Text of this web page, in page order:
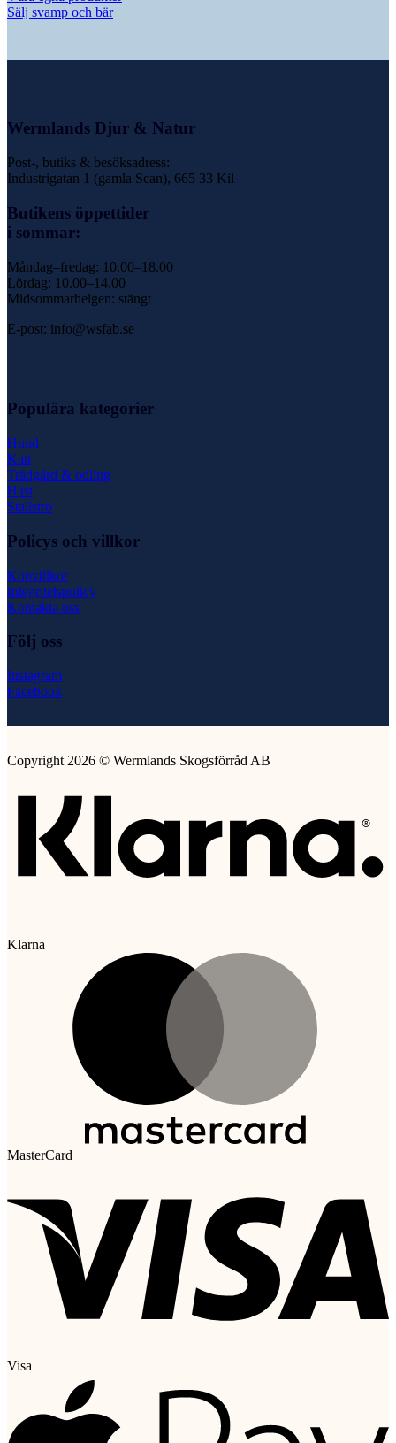
Sälj svamp och bär
Wermlands Djur & Natur
Post-, butiks & besöksadress:
Industrigatan 1 (gamla Scan), 665 33 Kil
Butikens öppettider
i sommar:
Måndag–fredag: 10.00–18.00
Lördag: 10.00–14.00
Midsommarhelgen: stängt
E-post: info@wsfab.se
Populära kategorier
Hund
Katt
Trädgård & odling
Häst
Stallströ
Policys och villkor
Köpvillkor
Integritetspolicy
Kontakta oss
Följ oss
Instagram
Facebook
Copyright 2026 © Wermlands Skogsförråd AB
Klarna
MasterCard
Visa